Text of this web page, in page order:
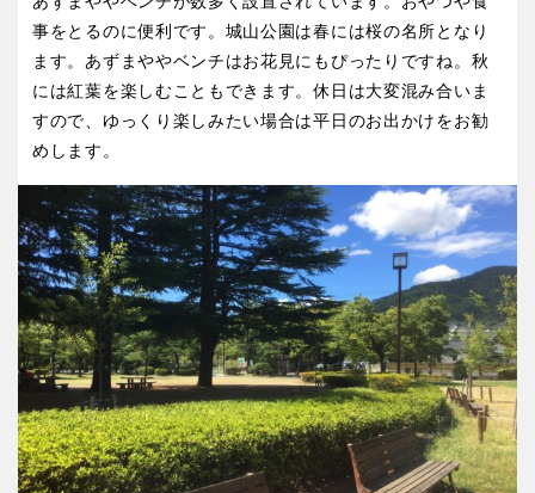
事をとるのに便利です。城山公園は春には桜の名所となり
ます。あずまややベンチはお花見にもぴったりですね。秋
には紅葉を楽しむこともできます。休日は大変混み合いま
すので、ゆっくり楽しみたい場合は平日のお出かけをお勧
めします。